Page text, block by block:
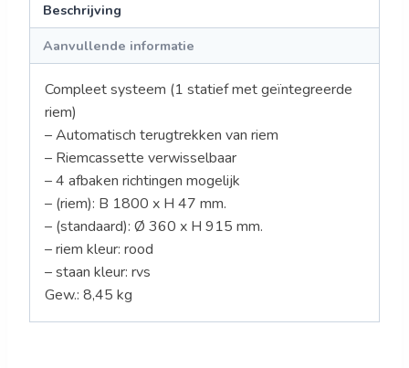
Beschrijving
Aanvullende informatie
Compleet systeem (1 statief met geïntegreerde
riem)
– Automatisch terugtrekken van riem
– Riemcassette verwisselbaar
– 4 afbaken richtingen mogelijk
– (riem): B 1800 x H 47 mm.
– (standaard): Ø 360 x H 915 mm.
– riem kleur: rood
– staan kleur: rvs
Gew.: 8,45 kg